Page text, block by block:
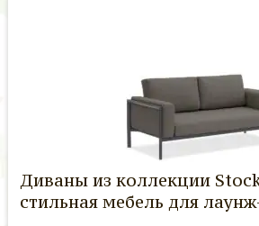
Диваны из коллекции
стильная мебель для